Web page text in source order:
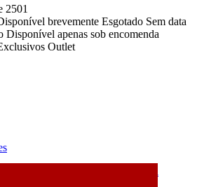
2501
brevemente Esgotado Sem data
Disponível apenas sob encomenda
Outlet